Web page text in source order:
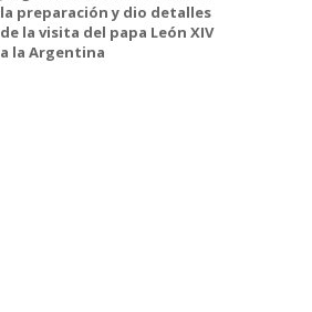
la preparación y dio detalles
de la visita del papa León XIV
a la Argentina